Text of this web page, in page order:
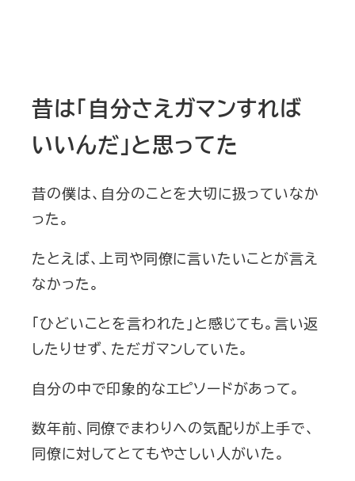
昔は「自分さえガマンすれば
いいんだ」と思ってた
昔の僕は、自分のことを大切に扱っていなか
った。
たとえば、上司や同僚に言いたいことが言え
なかった。
「ひどいことを言われた」と感じても。言い返
したりせず、ただガマンしていた。
自分の中で印象的なエピソードがあって。
数年前、同僚でまわりへの気配りが上手で、
同僚に対してとてもやさしい人がいた。